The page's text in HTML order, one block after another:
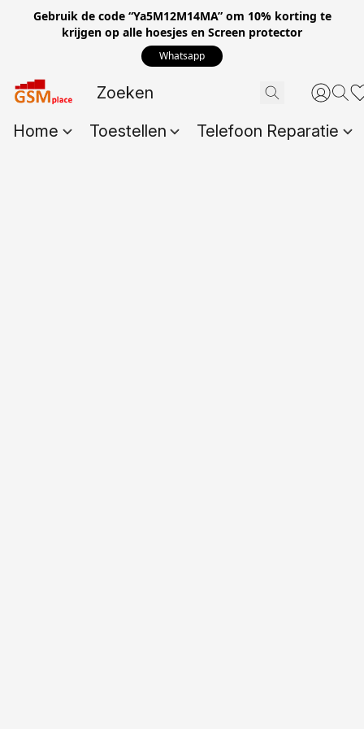
Gebruik de code “Ya5M12M14MA” om 10% korting te
krijgen op alle hoesjes en Screen protector
Whatsapp
Home Toestellen Telefoon Reparatie